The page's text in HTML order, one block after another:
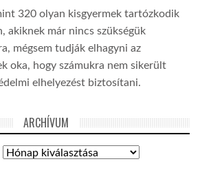
320 olyan kisgyermek tartózkodik
akiknek már nincs szükségük
mégsem tudják elhagyni az
oka, hogy számukra nem sikerült
elhelyezést biztosítani.
ARCHÍVUM